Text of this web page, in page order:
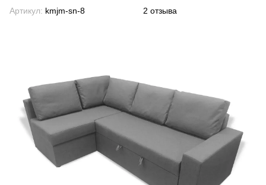
Артикул: kmjm-sn-8 2 отзыва